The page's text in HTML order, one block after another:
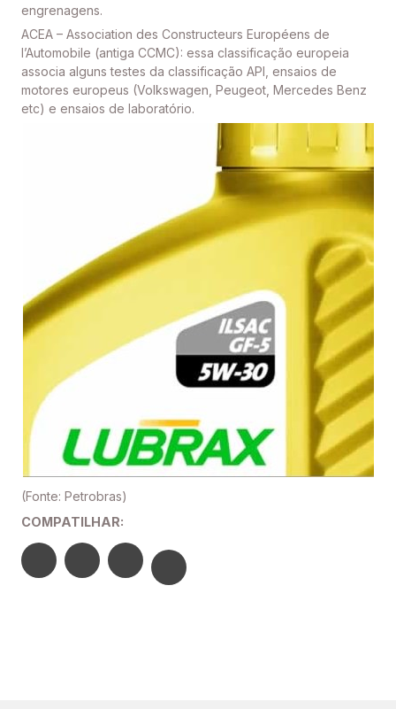
engrenagens.
ACEA – Association des Constructeurs Européens de
l’Automobile (antiga CCMC): essa classificação europeia
associa alguns testes da classificação API, ensaios de
motores europeus (Volkswagen, Peugeot, Mercedes Benz
etc) e ensaios de laboratório.
(Fonte: Petrobras)
COMPATILHAR: